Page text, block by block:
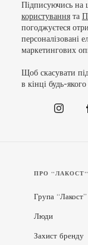
Підписуючись на
користуваннята
погоджуєтеся
персоналізовані
маркетингових
Щоб скасувати
в кінці будь-якого
ПРО “ЛАКОСТ”
Група “Лакост”
Люди
Захист бренду